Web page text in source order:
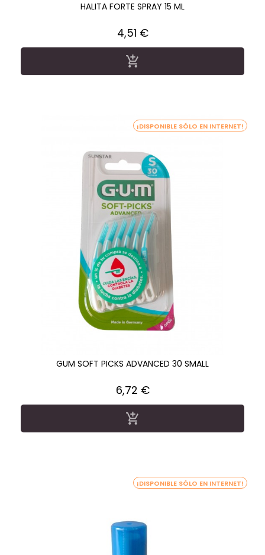
HALITA FORTE SPRAY 15 ML
Precio
4,51 €

¡DISPONIBLE SÓLO EN INTERNET!
GUM SOFT PICKS ADVANCED 30 SMALL
Precio
6,72 €

¡DISPONIBLE SÓLO EN INTERNET!